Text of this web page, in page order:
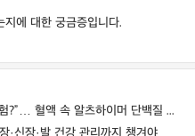
에 대한 궁금증입니다.
“하루 8시간 30분 이상 자면 ‘치매’ 위험?”… 혈액 속 알츠하이머 단백질 늘었다
신장·발 건강 관리까지 챙겨야